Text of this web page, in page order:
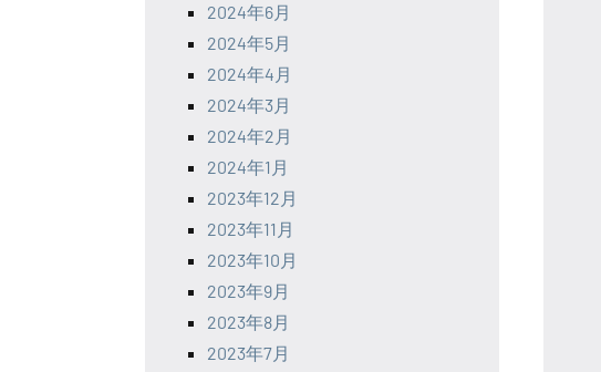
2024年6月
2024年5月
2024年4月
2024年3月
2024年2月
2024年1月
2023年12月
2023年11月
2023年10月
2023年9月
2023年8月
2023年7月